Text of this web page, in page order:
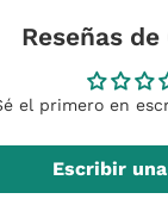
Reseñas
el primero en
Escribir